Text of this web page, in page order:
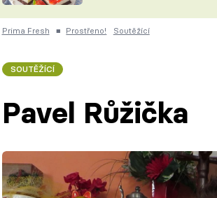
ČESKO NA TALÍŘI
Prima Fresh ■ Prostřeno! Soutěžící
SOUTĚŽÍCÍ
Pavel Růžička